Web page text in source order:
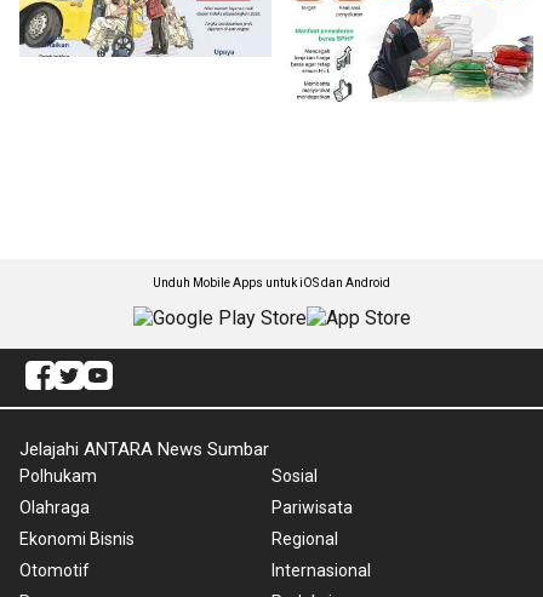
Unduh Mobile Apps untuk iOS dan Android
Jelajahi ANTARA News Sumbar
Polhukam
Olahraga
Ekonomi Bisnis
Otomotif
Sosial
Pariwisata
Regional
Internasional